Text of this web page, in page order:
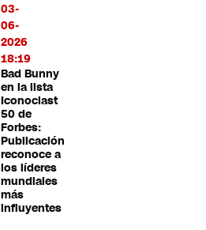
03-
06-
2026
18:19
Bad Bunny
en la lista
Iconoclast
50 de
Forbes:
Publicación
reconoce a
los líderes
mundiales
más
influyentes